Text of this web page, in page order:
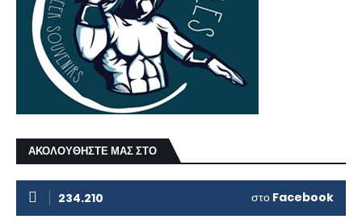
ΑΚΟΛΟΥΘΗΣΤΕ ΜΑΣ ΣΤΟ
234.210 στο Facebook